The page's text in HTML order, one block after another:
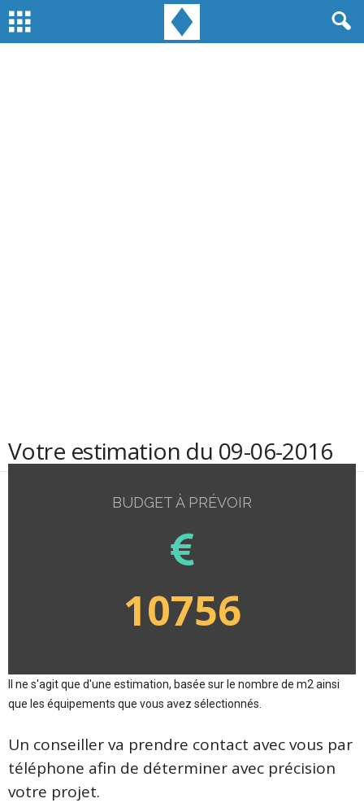
Votre estimation du 09-06-2016
BUDGET À PRÉVOIR
10756
Il ne s'agit que d'une estimation, basée sur le nombre de m2 ainsi
que les équipements que vous avez sélectionnés.
Un conseiller va prendre contact avec vous par
téléphone afin de déterminer avec précision
votre projet.